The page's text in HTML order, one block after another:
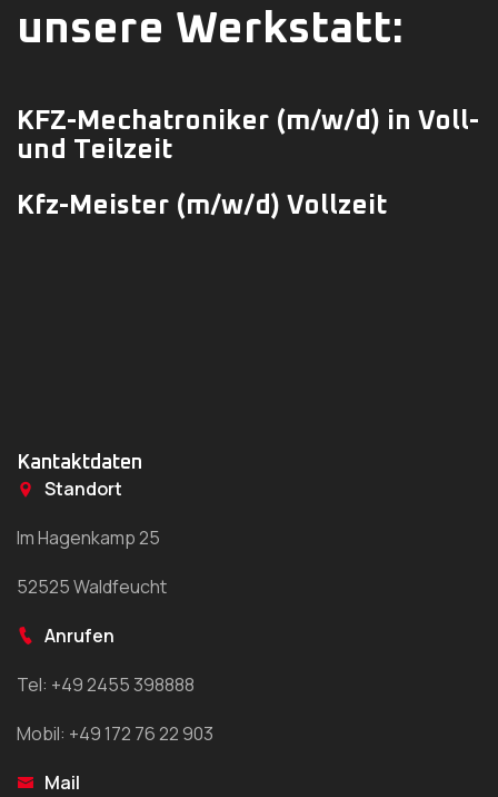
unsere Werkstatt:
KFZ-Mechatroniker (m/w/d) in Voll-
und Teilzeit
Kfz-Meister (m/w/d) Vollzeit
Kantaktdaten
Standort
Im Hagenkamp 25
52525 Waldfeucht
Anrufen
Tel: +49 2455 398888
Mobil: +49 172 76 22 903
Mail